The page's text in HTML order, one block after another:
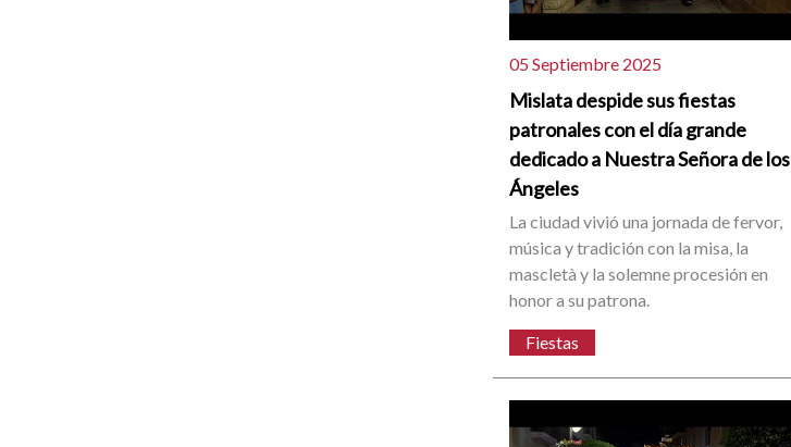
05 Septiembre 2025
Mislata despide sus fiestas
patronales con el día grande
dedicado a Nuestra Señora de los
Ángeles
La ciudad vivió una jornada de fervor,
música y tradición con la misa, la
mascletà y la solemne procesión en
honor a su patrona.
Fiestas